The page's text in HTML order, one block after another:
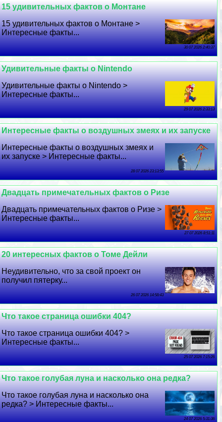
15 удивительных фактов о Монтане
15 удивительных фактов о Монтане >
Интересные факты...
30 07 2026 2:40:37
Удивительные факты о Nintendo
Удивительные факты о Nintendo >
Интересные факты...
29 07 2026 2:33:13
Интересные факты о воздушных змеях и их запуске
Интересные факты о воздушных змеях и
их запуске > Интересные факты...
28 07 2026 23:13:55
Двадцать примечательных фактов о Ризе
Двадцать примечательных фактов о Ризе >
Интересные факты...
27 07 2026 8:51:11
20 интересных фактов о Томе Дейли
Неудивительно, что за свой проект он
получил пятерку...
26 07 2026 14:58:43
Что такое страница ошибки 404?
Что такое страница ошибки 404? >
Интересные факты...
25 07 2026 7:15:26
Что такое гoлyбая луна и насколько она редка?
Что такое гoлyбая луна и насколько она
редка? > Интересные факты...
24 07 2026 5:31:36